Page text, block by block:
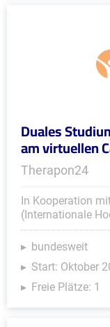
Duales
am virtuellen
Therapon24
In Kooperation
(Internationale
bundesweit
Start: Oktober
Freie Plätze: 1